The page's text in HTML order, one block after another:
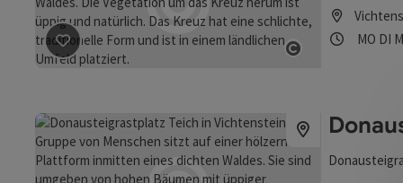
Beitrag merken : Donausteigrastplatz "Rotes Kreuz"
MO DI